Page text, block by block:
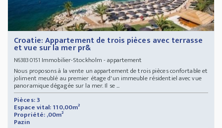
Croatie: Appartement de trois pièces avec terrasse
et vue sur la mer pr&
N63830151 Immobilier-Stockholm - appartement
Nous proposons à la vente un appartement de trois pièces confortable et
joliment meublé au premier étage d'un immeuble résidentiel avec vue
panoramique dégagée sur la mer. Il se ...
Pièces: 3
Espace vital: 110,00m²
Propriété: ,00m²
Pazin